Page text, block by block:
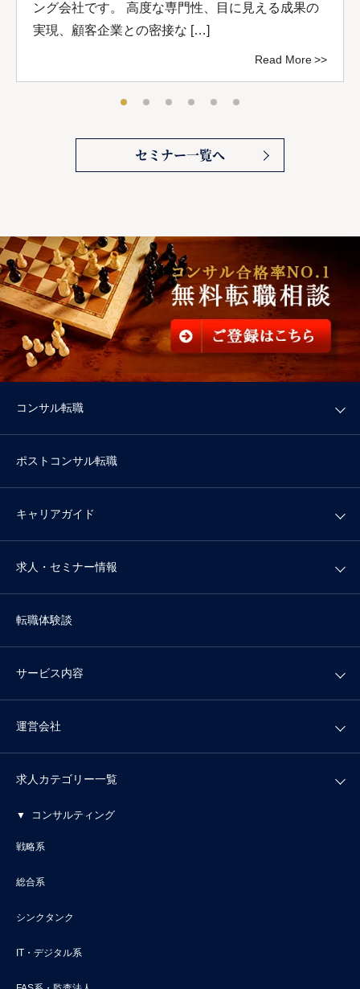
ング会社です。 高度な専門性、目に見える成果の
実現、顧客企業との密接な […]
Read More
セミナー一覧へ
コンサル転職
ポストコンサル転職
キャリアガイド
求人・セミナー情報
転職体験談
サービス内容
運営会社
求人カテゴリー一覧
コンサルティング
戦略系
総合系
シンクタンク
IT・デジタル系